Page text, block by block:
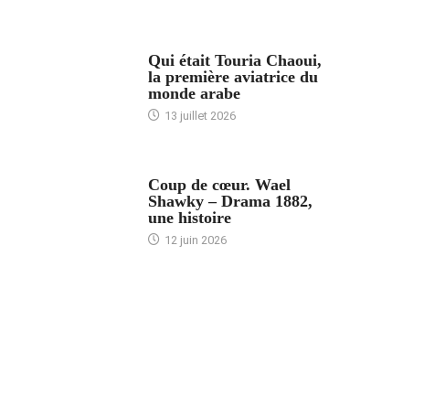
Qui était Touria Chaoui,
la première aviatrice du
monde arabe
13 juillet 2026
Coup de cœur. Wael
Shawky – Drama 1882,
une histoire
12 juin 2026